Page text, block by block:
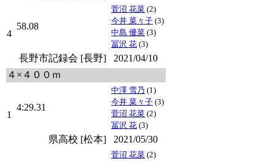
4
58.08
菅沼 花菜 (2)
今井 菜々子 (3)
中島 優菜 (3)
冨沢 花 (3)
長野市記録会 [長野]
2021/04/10
４×４００ｍ
1
4:29.31
中澤 雪乃 (1)
今井 菜々子 (3)
菅沼 花菜 (2)
冨沢 花 (3)
県高校 [松本] 2021/05/30
菅沼 花菜 (2)